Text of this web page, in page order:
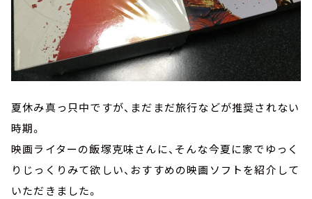
夏休み真っ只中ですが、まだまだ旅行などが推奨されない
時期。
映画ライターの飯塚克味さんに、そんな今夏に家でゆっく
りじっくりみて欲しい、おすすめの映画ソフトを紹介して
いただきました。